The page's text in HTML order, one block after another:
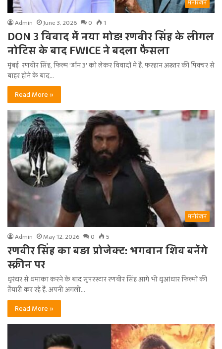
मनोरंजन
Admin June 3, 2026 0 1
DON 3 विवाद में नया मोड़! रणवीर सिंह के लीगल
नोटिस के बाद FWICE ने बदला फैसला
मुंबई रणवीर सिंह, फिल्म 'डॉन 3' को लेकर विवादों में हैं. फरहान अख्तर की पिक्चर से
बाहर होने के बाद…
Read More »
मनोरंजन
Admin May 12, 2026 0 5
रणवीर सिंह का बड़ा प्रोजेक्ट: भगवान शिव बनेंगे
स्क्रीन पर
धुरंधर से धमाका करने के बाद सुपरस्टार रणवीर सिंह आगे भी धुआंधार फिल्मों की
तैयारी कर रहे हैं. अपनी अगली…
Read More »